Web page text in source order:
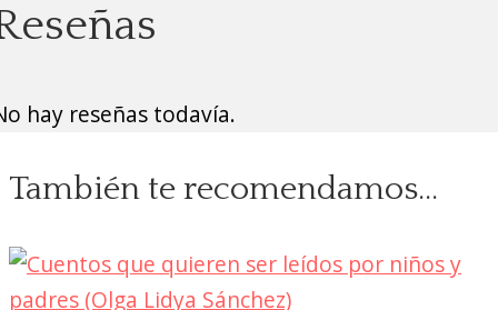
hay reseñas todavía.
También te recomendamos…